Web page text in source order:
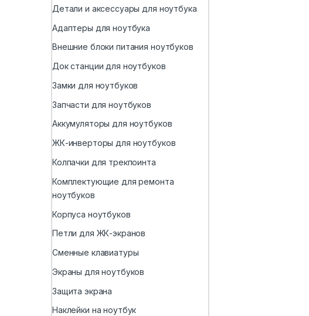
Детали и аксессуары для ноутбука
Адаптеры для ноутбука
Внешние блоки питания ноутбуков
Док станции для ноутбуков
Замки для ноутбуков
Запчасти для ноутбуков
Аккумуляторы для ноутбуков
ЖК-инверторы для ноутбуков
Колпачки для трекпоинта
Комплектующие для ремонта
ноутбуков
Корпуса ноутбуков
Петли для ЖК-экранов
Сменные клавиатуры
Экраны для ноутбуков
Защита экрана
Наклейки на ноутбук